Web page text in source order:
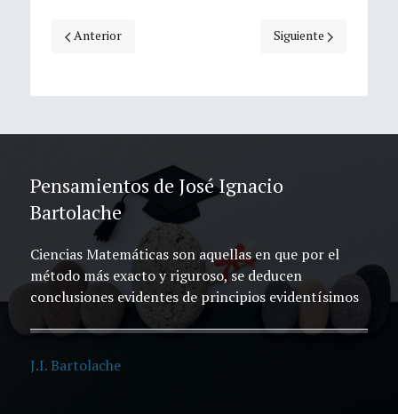
Artículo anterior: "José Ignacio Bartolache" por German
Anterior Artículo siguiente:
Siguiente
Pensamientos de José Ignacio
Bartolache
Ciencias Matemáticas son aquellas en que por el
método más exacto y riguroso, se deducen
conclusiones evidentes de principios evidentísimos
J.I. Bartolache